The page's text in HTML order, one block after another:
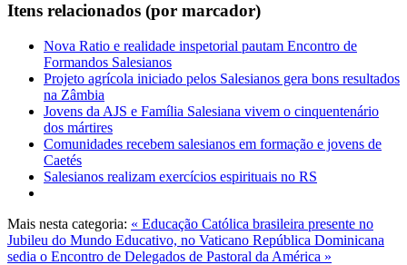
Itens relacionados (por marcador)
Nova Ratio e realidade inspetorial pautam Encontro de
Formandos Salesianos
Projeto agrícola iniciado pelos Salesianos gera bons resultados
na Zâmbia
Jovens da AJS e Família Salesiana vivem o cinquentenário
dos mártires
Comunidades recebem salesianos em formação e jovens de
Caetés
Salesianos realizam exercícios espirituais no RS
Mais nesta categoria: « Educação Católica brasileira presente no
Jubileu do Mundo Educativo, no Vaticano República Dominicana
sedia o Encontro de Delegados de Pastoral da América »